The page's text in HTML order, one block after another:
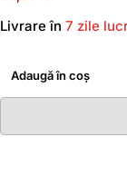
Livrare în 7 zile
Adaugă în coș